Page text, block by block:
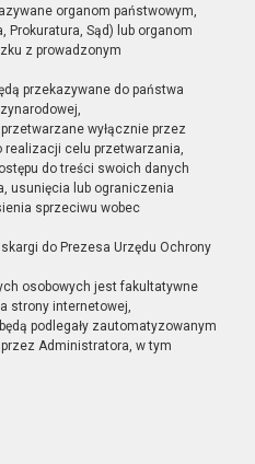
organom państwowym,
Prokuratura, Sąd) lub organom
z prowadzonym
przekazywane do państwa
wyłącznie przez
realizacji celu przetwarzania,
do treści swoich danych
usunięcia lub ograniczenia
sprzeciwu wobec
do Prezesa Urzędu Ochrony
osobowych jest fakultatywne
strony internetowej,
podlegały zautomatyzowanym
Administratora, w tym